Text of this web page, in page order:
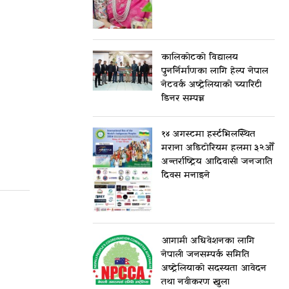
कालिकोटको विद्यालय
पुनर्निर्माणका लागि हेल्प नेपाल
नेटवर्क अष्ट्रेलियाको च्यारिटी
डिनर सम्पन्न
१४ अगस्टमा हर्स्टभिलस्थित
मराना अडिटोरियम हलमा ३२औँ
अन्तर्राष्ट्रिय आदिवासी जनजाति
दिवस मनाइने
आगामी अधिवेशनका लागि
नेपाली जनसम्पर्क समिति
अष्ट्रेलियाको सदस्यता आवेदन
तथा नवीकरण खुला